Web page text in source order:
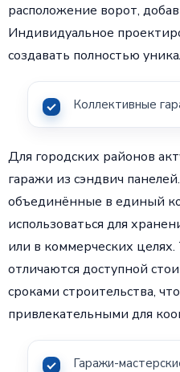
расположение ворот,
Индивидуальное
создавать полностью
Коллективные
Для городских районов
гаражи из сэндвич
объединённые в единый
использоваться для
или в коммерческих
отличаются доступной
сроками строительства,
привлекательными для
Гаражи-